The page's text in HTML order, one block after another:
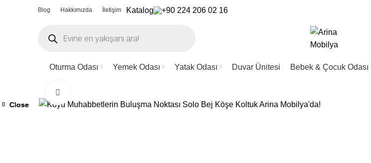
Blog Hakkımızda İletişim Katalog +90 224 206 02 16
search
Oturma Odası Yemek Odası Yatak Odası Duvar Ünitesi Bebek & Çocuk Odası
Close
Close
Close
Close
Close
Close